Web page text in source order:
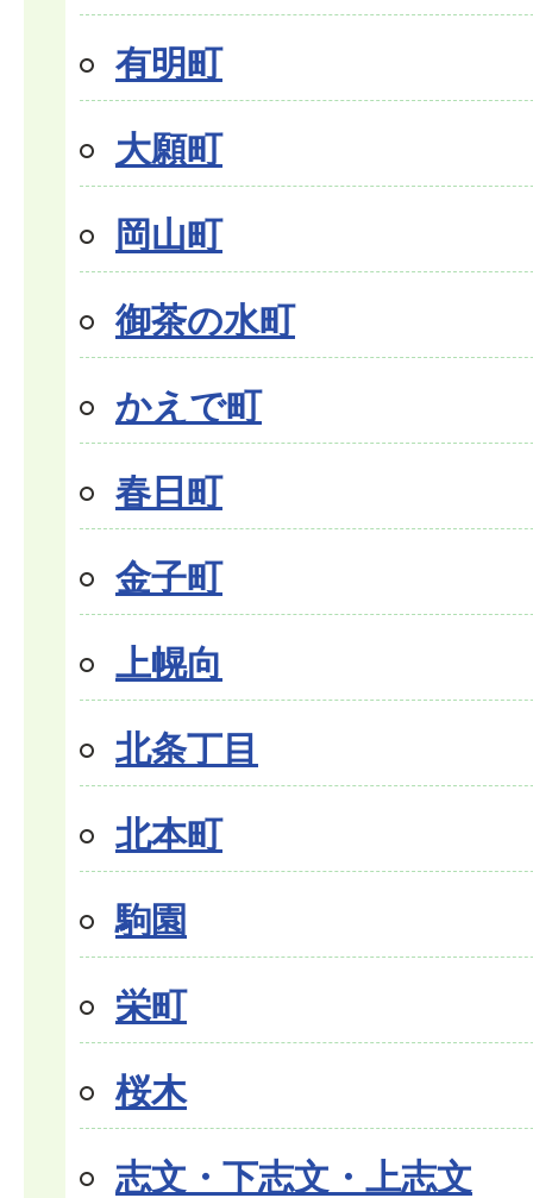
有明町
大願町
岡山町
御茶の水町
かえで町
春日町
金子町
上幌向
北条丁目
北本町
駒園
栄町
桜木
志文・下志文・上志文